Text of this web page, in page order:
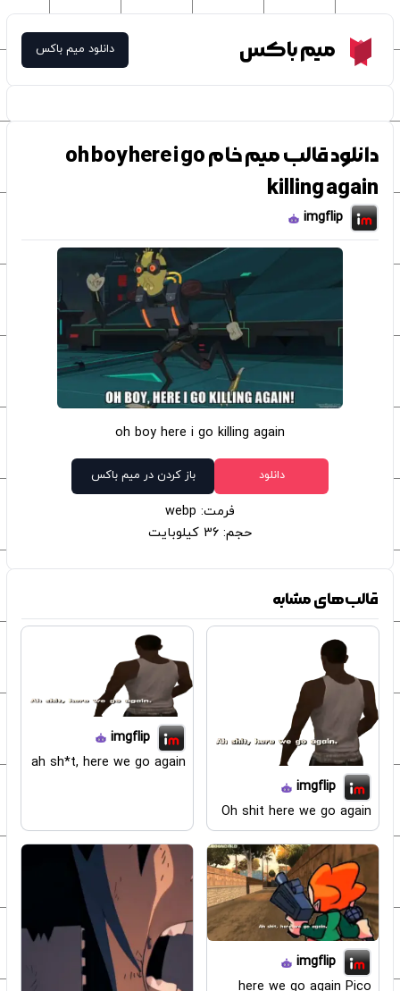
Meme Boxمیم باکس دانلود میم باکس
دانلود قالب میم خام oh boy here i go
killing again
imgflip
oh boy here i go killing again
دانلود باز کردن در میم باکس
فرمت: webp
حجم: 36 کیلوبایت
قالب‌های مشابه
imgflip
Oh shit here we go again
imgflip
ah sh*t, here we go again
imgflip
here we go again Pico